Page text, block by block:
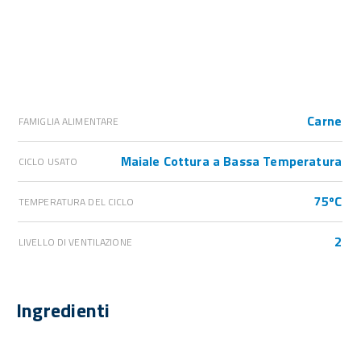
FAMIGLIA ALIMENTARE Carne
CICLO USATO Maiale Cottura a Bassa Temperatura
TEMPERATURA DEL CICLO 75ºC
LIVELLO DI VENTILAZIONE 2
Ingredienti